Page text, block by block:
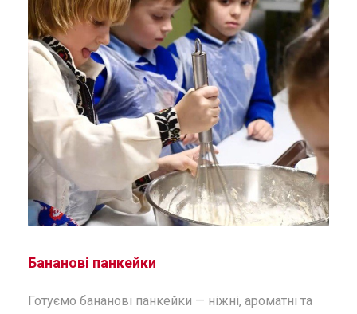
Бананові панкейки
Готуємо бананові панкейки — ніжні, ароматні та